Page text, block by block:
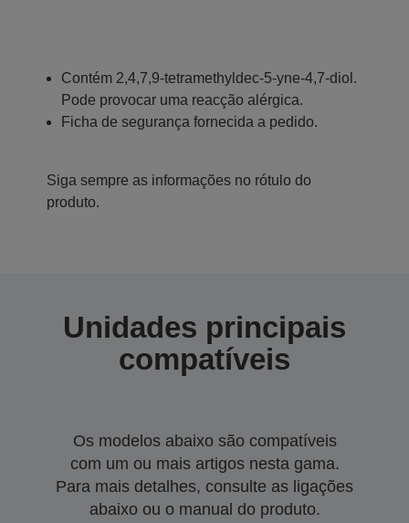
Contém 2,4,7,9-tetramethyldec-5-yne-4,7-diol.
Pode provocar uma reacção alérgica.
Ficha de segurança fornecida a pedido.
Siga sempre as informações no rótulo do
produto.
Unidades principais
compatíveis
Os modelos abaixo são compatíveis
com um ou mais artigos nesta gama.
Para mais detalhes, consulte as ligações
abaixo ou o manual do produto.